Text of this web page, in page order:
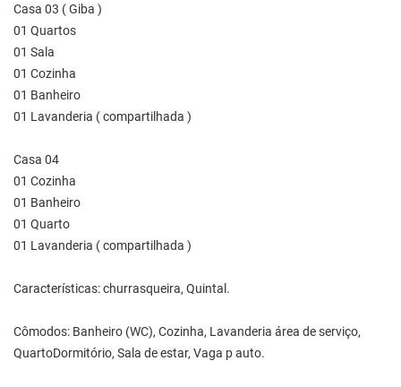
Casa 03 ( Giba )
01 Quartos
01 Sala
01 Cozinha
01 Banheiro
01 Lavanderia ( compartilhada )
Casa 04
01 Cozinha
01 Banheiro
01 Quarto
01 Lavanderia ( compartilhada )
Características: churrasqueira, Quintal.
Cômodos: Banheiro (WC), Cozinha, Lavanderia área de serviço,
QuartoDormitório, Sala de estar, Vaga p auto.